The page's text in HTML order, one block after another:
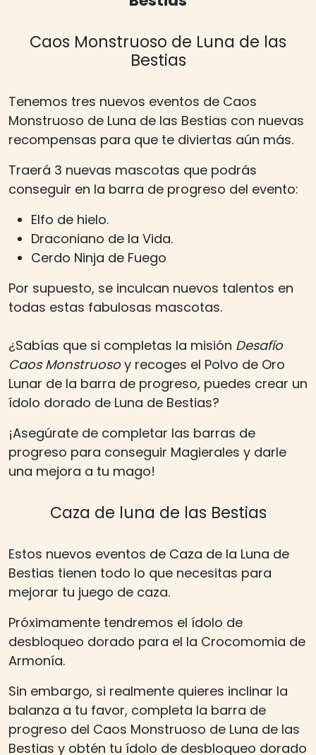
Caos Monstruoso de Luna de las
Bestias
Tenemos tres nuevos eventos de Caos
Monstruoso de Luna de las Bestias con nuevas
recompensas para que te diviertas aún más.
Traerá 3 nuevas mascotas que podrás
conseguir en la barra de progreso del evento:
Elfo de hielo.
Draconiano de la Vida.
Cerdo Ninja de Fuego
Por supuesto, se inculcan nuevos talentos en
todas estas fabulosas mascotas.
¿Sabías que si completas la misión Desafío
Caos Monstruosoy recoges el Polvo de Oro
Lunar de la barra de progreso, puedes crear un
ídolo dorado de Luna de Bestias?
¡Asegúrate de completar las barras de
progreso para conseguir Magierales y darle
una mejora a tu mago!
Caza de luna de las Bestias
Estos nuevos eventos de Caza de la Luna de
Bestias tienen todo lo que necesitas para
mejorar tu juego de caza.
Próximamente tendremos el ídolo de
desbloqueo dorado para el la Crocomomia de
Armonía.
Sin embargo, si realmente quieres inclinar la
balanza a tu favor, completa la barra de
progreso del Caos Monstruoso de Luna de las
Bestias y obtén tu ídolo de desbloqueo dorado